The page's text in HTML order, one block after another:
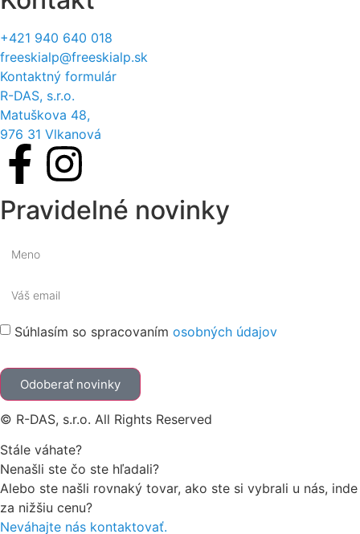
+421 940 640 018
freeskialp@freeskialp.sk
Kontaktný formulár
R-DAS, s.r.o.
Matuškova 48,
976 31 Vlkanová
Pravidelné novinky
Súhlasím so spracovaním osobných údajov
Odoberať novinky
© R-DAS, s.r.o. All Rights Reserved
Stále váhate?
Nenašli ste čo ste hľadali?
Alebo ste našli rovnaký tovar, ako ste si vybrali u nás, inde
za nižšiu cenu?
Neváhajte nás kontaktovať.